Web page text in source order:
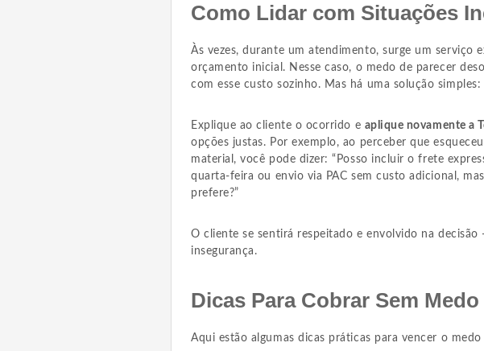
Como Lidar com Situações
Às vezes, durante um atendimento, surge um serviço
orçamento inicial. Nesse caso, o medo de parecer
com esse custo sozinho. Mas há uma solução
Explique ao cliente o ocorrido e aplique novamente a
opções justas. Por exemplo, ao perceber que
material, você pode dizer: “Posso incluir o frete
quarta-feira ou envio via PAC sem custo adicional,
prefere?”
O cliente se sentirá respeitado e envolvido na
insegurança.
Dicas Para Cobrar Sem Medo
Aqui estão algumas dicas práticas para vencer o